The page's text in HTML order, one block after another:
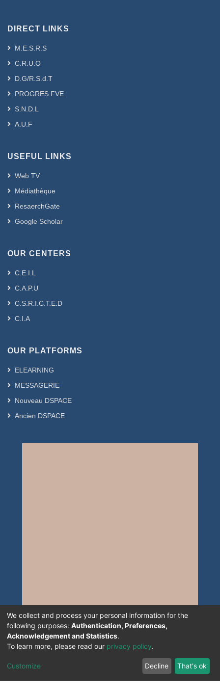
DIRECT LINKS
M.E.S.R.S
C.R.U.O
D.G/R.S.d.T
PROGRES FVE
S.N.D.L
A.U.F
USEFUL LINKS
Web TV
Médiathèque
ResaerchGate
Google Scholar
OUR CENTERS
C.E.I.L
C.A.P.U
C.S.R.I.C.T.E.D
C.I.A
OUR PLATFORMS
ELEARNING
MESSAGERIE
Nouveau DSPACE
Ancien DSPACE
We collect and process your personal information for the
following purposes: Authentication, Preferences,
Acknowledgement and Statistics.
To learn more, please read our privacy policy.
Customize Decline That's ok